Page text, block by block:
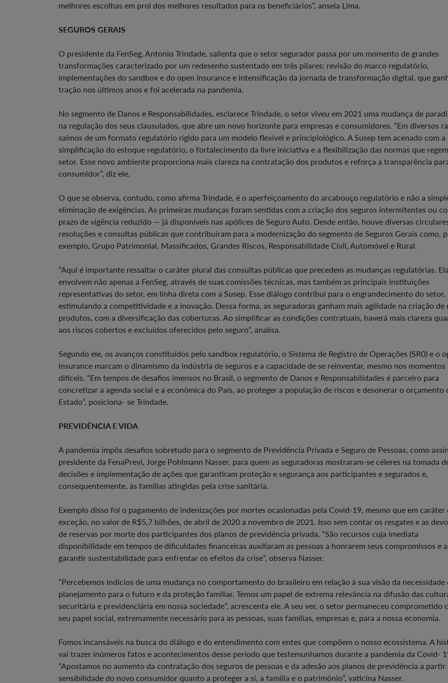
melhores escolhas em prol dos melhores resultados para os beneficiários”, anseia Lima.
SEGUROS GERAIS
O presidente da FenSeg, Antonio Trindade, salienta que o setor segurador passa por um momento de grandes
transformações caracterizado por um redesenho sustentado em três pilares: revisão do marco regulatório,
implementações do sandbox e do open insurance e intensificação da jornada de transformação digital, que
tração nos últimos anos e foi acelerada na pandemia.
No segmento de Danos e Responsabilidades, esclarece Trindade, o setor viveu em 2021 uma mudança de
na regulação dos seus clausulados, que abre um novo horizonte para empresas e consumidores. “Em diversos
saímos de um formato regulatório rígido para um modelo flexível e principiológico. A Susep tem acenado com a
simplificação do estoque regulatório, o fortalecimento da livre iniciativa e a flexibilização das normas que
setor. Esse novo ambiente proporciona mais clareza na contratação dos produtos e reforça a transparência
consumidor”, diz ele.
O que se observa, contudo, como afirma Trindade, é o aperfeiçoamento do arcabouço regulatório e não a
eliminação de exigências. As primeiras mudanças foram sentidas com a criação dos seguros intermitentes ou
prazo de vigência reduzido — já disponíveis nas apólices de Seguro Auto. Desde então, houve diversas
resoluções e consultas públicas que contribuíram para a modernização do segmento de Seguros Gerais como,
exemplo, Grupo Patrimonial, Massificados, Grandes Riscos, Responsabilidade Civil, Automóvel e Rural.
“Aqui é importante ressaltar o caráter plural das consultas públicas que precedem as mudanças regulatórias.
envolvem não apenas a FenSeg, através de suas comissões técnicas, mas também as principais instituições
representativas do setor, em linha direta com a Susep. Esse diálogo contribui para o engrandecimento do setor,
estimulando a competitividade e a inovação. Dessa forma, as seguradoras ganham mais agilidade na criação de
produtos, com a diversificação das coberturas. Ao simplificar as condições contratuais, haverá mais clareza
aos riscos cobertos e excluídos oferecidos pelo seguro”, analisa.
Segundo ele, os avanços constituídos pelo sandbox regulatório, o Sistema de Registro de Operações (SR0) e o
insurance marcam o dinamismo da indústria de seguros e a capacidade de se reinventar, mesmo nos momentos
difíceis. “Em tempos de desafios imensos no Brasil, o segmento de Danos e Responsabilidades é parceiro para
concretizar a agenda social e a econômica do País, ao proteger a população de riscos e desonerar o orçamento
Estado”, posiciona- se Trindade.
PREVIDÊNCIA E VIDA
A pandemia impôs desafios sobretudo para o segmento de Previdência Privada e Seguro de Pessoas, como
presidente da FenaPrevi, Jorge Pohlmann Nasser, para quem as seguradoras mostraram-se céleres na tomada
decisões e implementação de ações que garantiram proteção e segurança aos participantes e segurados e,
consequentemente, às famílias atingidas pela crise sanitária.
Exemplo disso foi o pagamento de indenizações por mortes ocasionadas pela Covid-19, mesmo que em caráter
exceção, no valor de R$5,7 bilhões, de abril de 2020 a novembro de 2021. Isso sem contar os resgates e as
de reservas por morte dos participantes dos planos de previdência privada. “São recursos cuja imediata
disponibilidade em tempos de dificuldades financeiras auxiliaram as pessoas a honrarem seus compromissos e a
garantir sustentabilidade para enfrentar os efeitos da crise”, observa Nasser.
“Percebemos indícios de uma mudança no comportamento do brasileiro em relação à sua visão da necessidade
planejamento para o futuro e da proteção familiar. Temos um papel de extrema relevância na difusão das
securitária e previdenciária em nossa sociedade”, acrescenta ele. A seu ver, o setor permaneceu comprometido
seu papel social, extremamente necessário para as pessoas, suas famílias, empresas e, para a nossa economia.
Fomos incansáveis na busca do diálogo e do entendimento com entes que compõem o nosso ecossistema. A
vai trazer inúmeros fatos e acontecimentos desse período que testemunhamos durante a pandemia da Covid-
“Apostamos no aumento da contratação dos seguros de pessoas e da adesão aos planos de previdência a partir
sensibilidade do novo consumidor quanto a proteger a si, a família e o patrimônio”, vaticina Nasser.